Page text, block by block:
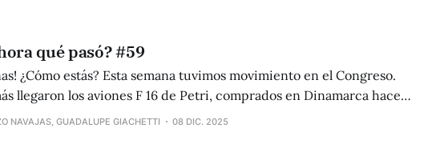
qué pasó? #59
¿Cómo estás? Esta semana tuvimos movimiento en el Congreso.
llegaron los aviones F 16 de Petri, comprados en Dinamarca hace
suscribirte haciendo click en este enlace
NAVAJAS, GUADALUPE GIACHETTI 08 DIC. 2025